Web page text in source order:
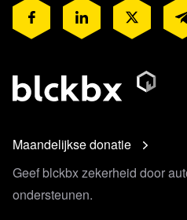
Maandelijkse donatie
Geef blckbx zekerheid door
ondersteunen.